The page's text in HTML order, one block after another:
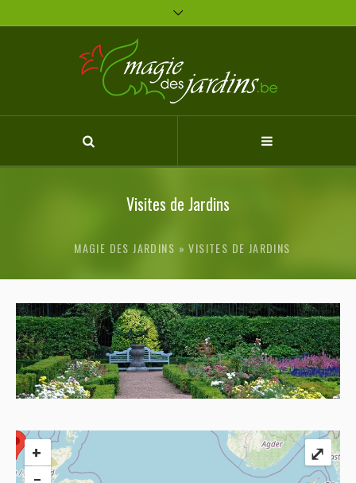
Visites de Jardins
MAGIE DES JARDINS VISITES DE JARDINS
+
⤢